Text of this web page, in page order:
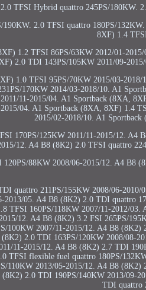
2.0 TFSI Hybrid quattro 245PS/180KW.
190KW. 2.0 TFSI quattro 180PS/
8XF) 1.4
1.2 TFSI 86PS/63KW 2012/01-
2.0 TDI 143PS/105KW 2011/09-
1.0 TFSI 95PS/70KW 2015/03-
170KW 2014/03-2018/10. A1
11-2015/04. A1 Sportback (8XA,
04. A1 Sportback (8XA, 8XF) 1.4
2015/02-2018/10. A1
170PS/125KW 2011/11-2015/12. A4
12. A4 B8 (8K2) 2.0 TFSI quattro
88KW 2008/06-2015/12. A4 B8
quattro 211PS/155KW 2008/06-
2013/05. A4 B8 (8K2) 2.0 TDI quattro
TFSI 160PS/118KW 2007/11-2012/
12. A4 B8 (8K2) 3.2 FSI 265PS/
100KW 2007/11-2015/12. A4 B8
(8K2) 2.0 TDI 163PS/120KW 2008/08-
11-2015/12. A4 B8 (8K2) 2.7 TDI
TFSI flexible fuel quattro 180PS/
110KW 2013/05-2015/12. A4 B8
(8K2) 2.0 TDI 190PS/140KW 2013/09-
TDI quattro